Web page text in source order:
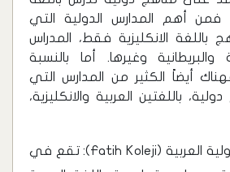
فمن أهم المدارس الدولية التي
باللغة الانكليزية فقط، المدراس
والبريطانية وغيرها. أما بالنسبة
أيضاً الكثير من المدارس التي
باللغتين العربية والانكليزية،
مدرسة الفاتح الدولية العربية (Fatih Koleji): تقع في